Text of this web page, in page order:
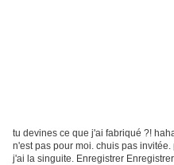
tu devines ce que j'ai fabriqué ?!
n'est pas pour moi. chuis pas invitée.
j'ai la singuite. Enregistrer Enregistrer